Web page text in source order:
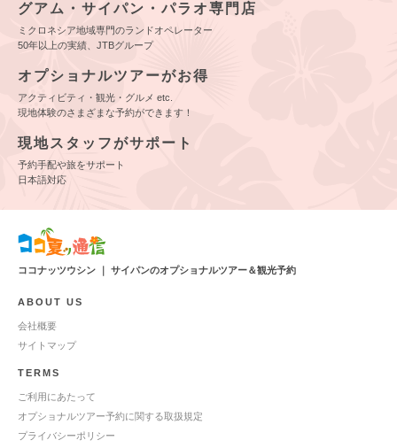
グアム・サイパン・パラオ専門店
ミクロネシア地域専門のランドオペレーター
50年以上の実績、JTBグループ
オプショナルツアーがお得
アクティビティ・観光・グルメ etc.
現地体験のさまざまな予約ができます！
現地スタッフがサポート
予約手配や旅をサポート
日本語対応
ココナッツウシン ｜ サイパンのオプショナルツアー＆観光予約
ABOUT US
会社概要
サイトマップ
TERMS
ご利用にあたって
オプショナルツアー予約に関する取扱規定
プライバシーポリシー